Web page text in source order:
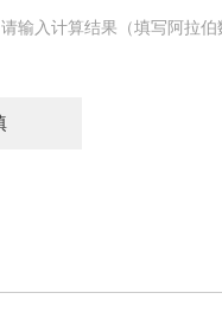
请输入计算结果（填写阿拉